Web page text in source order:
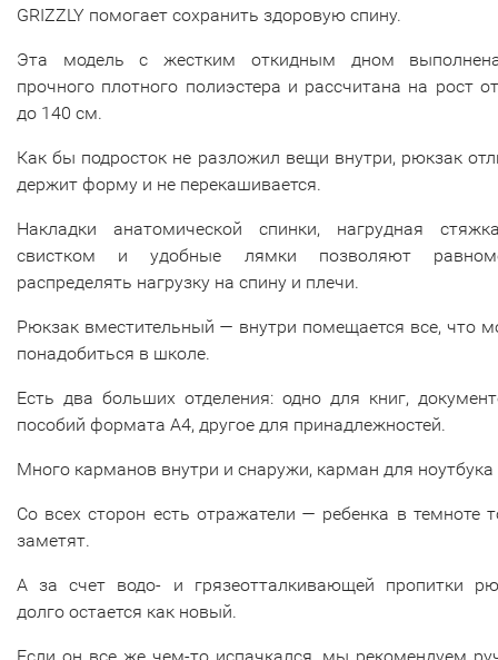
GRIZZLY помогает сохранить здоровую спину.
Эта модель с жестким откидным дном
прочного плотного полиэстера и рассчитана на рост
до 140 см.
Как бы подросток не разложил вещи внутри, рюкзак
держит форму и не перекашивается.
Накладки анатомической спинки, нагрудная
свистком и удобные лямки позволяют
распределять нагрузку на спину и плечи.
Рюкзак вместительный — внутри помещается все, что
понадобиться в школе.
Есть два больших отделения: одно для книг,
пособий формата А4, другое для принадлежностей.
Много карманов внутри и снаружи, карман для ноутбука
Со всех сторон есть отражатели — ребенка в темноте
заметят.
А за счет водо- и грязеотталкивающей пропитки
долго остается как новый.